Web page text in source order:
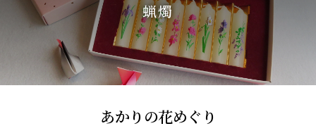
蝋燭
あかりの花めぐり